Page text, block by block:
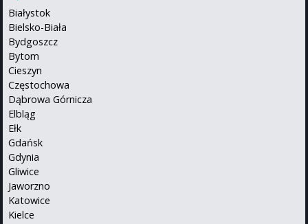
Białystok
Bielsko-Biała
Bydgoszcz
Bytom
Cieszyn
Częstochowa
Dąbrowa Górnicza
Elbląg
Ełk
Gdańsk
Gdynia
Gliwice
Jaworzno
Katowice
Kielce